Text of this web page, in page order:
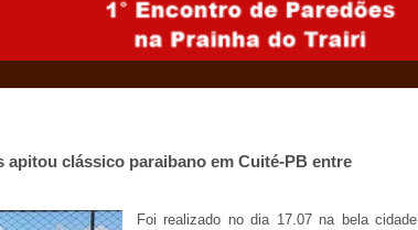
clássico paraibano em Cuité-PB entre
Foi realizado no dia 17.07 na bela cidade